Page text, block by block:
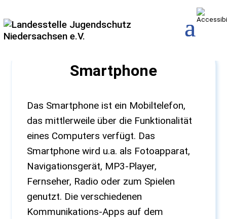
Smartphone
Das Smartphone ist ein Mobiltelefon,
das mittlerweile über die Funktionalität
eines Computers verfügt. Das
Smartphone wird u.a. als Fotoapparat,
Navigationsgerät, MP3-Player,
Fernseher, Radio oder zum Spielen
genutzt. Die verschiedenen
Kommunikations-Apps auf dem